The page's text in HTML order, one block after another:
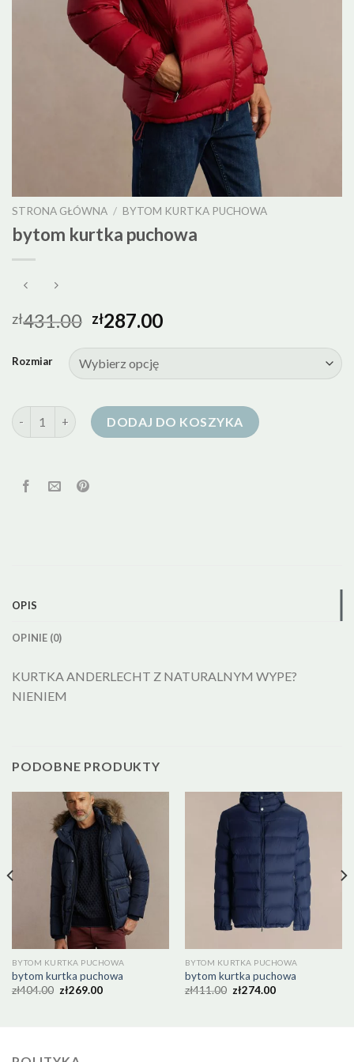
STRONA GŁÓWNA / BYTOM KURTKA PUCHOWA
bytom kurtka puchowa
zł431.00 zł287.00
Rozmiar
ilość bytom kurtka puchowaDODAJ DO KOSZYKA
OPIS
OPINIE (0)
KURTKA ANDERLECHT Z NATURALNYM WYPE?
NIENIEM
PODOBNE PRODUKTY
BYTOM KURTKA PUCHOWA
bytom kurtka puchowa
zł404.00 zł269.00
BYTOM KURTKA PUCHOWA
bytom kurtka puchowa
zł411.00 zł274.00